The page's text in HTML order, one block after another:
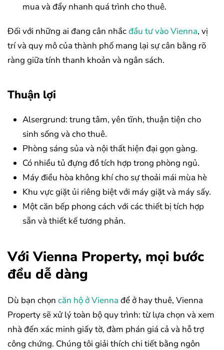
mua và đẩy nhanh quá trình cho thuê.
Đối với những ai đang cân nhắcđầu tư vào Vienna, vị
trí và quy mô của thành phố mang lại sự cân bằng rõ
ràng giữa tính thanh khoản và ngân sách.
Thuận lợi
Alsergrund: trung tâm, yên tĩnh, thuận tiện cho
sinh sống và cho thuê.
Phòng sáng sủa và nội thất hiện đại gọn gàng.
Có nhiều tủ đựng đồ tích hợp trong phòng ngủ.
Máy điều hòa không khí cho sự thoải mái mùa hè
Khu vực giặt ủi riêng biệt với máy giặt và máy sấy.
Một căn bếp phong cách với các thiết bị tích hợp
sẵn và thiết kế tương phản.
Với Vienna Property, mọi bước
đều dễ dàng
Dù bạn chọn căn hộ ở Vienna để ở hay thuê, Vienna
Property sẽ xử lý toàn bộ quy trình: từ lựa chọn và xem
nhà đến xác minh giấy tờ, đàm phán giá cả và hỗ trợ
công chứng. Chúng tôi giải thích chi tiết bằng ngôn